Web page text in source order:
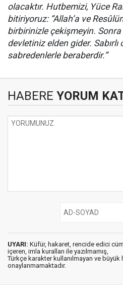
olacaktır. Hutbemizi, Yüce
bitiriyoruz: “Allah’a ve
birbirinizle çekişmeyin.
devletiniz elden gider.
sabredenlerle beraberdir.”
HABERE YORUM
UYARI: Küfür, hakaret, rencide edici
içeren, imla kuralları ile yazılmamış,
Türkçe karakter kullanılmayan ve büyük
onaylanmamaktadır.